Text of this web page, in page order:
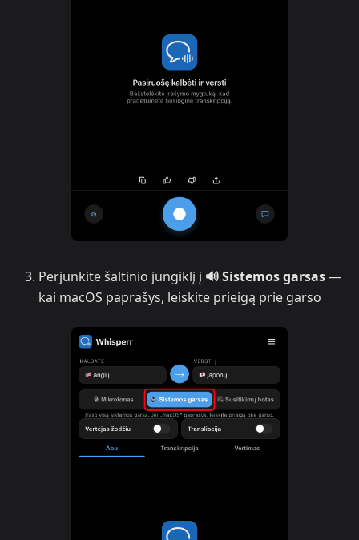
Perjunkite šaltinio jungiklį į 🔊 Sistemos garsas—
kai macOS paprašys, leiskite prieigą prie garso